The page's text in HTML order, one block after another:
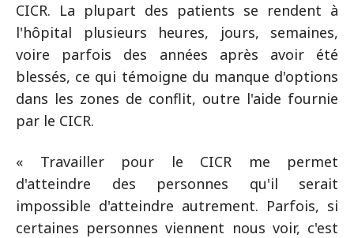
CICR. La plupart des patients se rendent à
l'hôpital plusieurs heures, jours, semaines,
voire parfois des années après avoir été
blessés, ce qui témoigne du manque d'options
dans les zones de conflit, outre l'aide fournie
par le CICR.
« Travailler pour le CICR me permet
d'atteindre des personnes qu'il serait
impossible d'atteindre autrement. Parfois, si
certaines personnes viennent nous voir, c'est